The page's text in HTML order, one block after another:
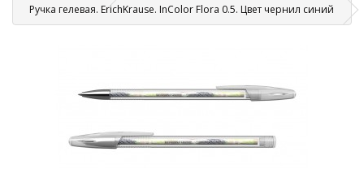
Ручка гелевая. ErichKrause. InColor Flora 0.5. Цвет чернил синий